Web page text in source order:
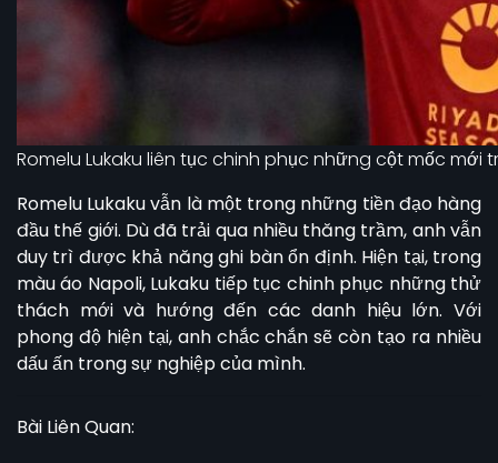
Romelu Lukaku liên tục chinh phục những cột mốc mới
Romelu Lukakuvẫn là một trong những tiền đạo hàng
đầu thế giới. Dù đã trải qua nhiều thăng trầm, anh vẫn
duy trì được khả năng ghi bàn ổn định. Hiện tại, trong
màu áo Napoli, Lukaku tiếp tục chinh phục những thử
thách mới và hướng đến các danh hiệu lớn. Với
phong độ hiện tại, anh chắc chắn sẽ còn tạo ra nhiều
dấu ấn trong sự nghiệp của mình.
Bài Liên Quan: